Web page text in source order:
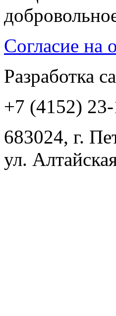
Согласие на
Разработка
+7 (4152)
683024, г.
ул.